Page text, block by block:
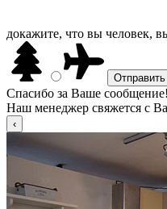
докажите, что вы человек,
Спасибо за Ваше сообщение!
Наш менеджер свяжется с